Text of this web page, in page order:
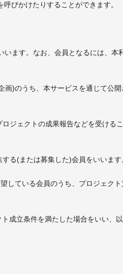
びかけたりすることができます。
ます。なお、会員となるには、本
)のうち、本サービスを通じて公
ジェクトの成果報告などを受ける
る(または募集した)会員をいいます
している会員のうち、プロジェク
成立条件を満たした場合をいい、以